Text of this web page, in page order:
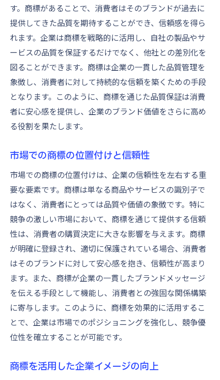
す。商標があることで、消費者はそのブランドが過去に
提供してきた品質を期待することができ、信頼感を得ら
れます。企業は商標を戦略的に活用し、自社の製品やサ
ービスの品質を保証するだけでなく、他社との差別化を
図ることができます。商標は企業の一貫した品質管理を
象徴し、消費者に対して持続的な信頼を築くための手段
となります。このように、商標を通じた品質保証は消費
者に安心感を提供し、企業のブランド価値をさらに高め
る役割を果たします。
市場での商標の位置付けと信頼性
市場での商標の位置付けは、企業の信頼性を左右する重
要な要素です。商標は単なる商品やサービスの識別子で
はなく、消費者にとっては品質や価値の象徴です。特に
競争の激しい市場において、商標を通じて提供する信頼
性は、消費者の購買決定に大きな影響を与えます。商標
が明確に登録され、適切に保護されている場合、消費者
はそのブランドに対して安心感を抱き、信頼性が高まり
ます。また、商標が企業の一貫したブランドメッセージ
を伝える手段として機能し、消費者との強固な関係構築
に寄与します。このように、商標を効果的に活用するこ
とで、企業は市場でのポジショニングを強化し、競争優
位性を確立することが可能です。
商標を活用した企業イメージの向上